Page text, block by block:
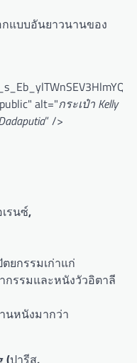
แบบอันยาวนานของ
alt="กระเป๋า Kelly
” />
รนซ์,
ยกรรมเก่าแก่
รรมและหนังวัวอิตาลี
นหนังมากว่า
(ปารีส,